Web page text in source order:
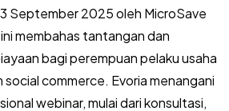
September 2025 oleh MicroSave
membahas tantangan dan
bagi perempuan pelaku usaha
commerce. Evoria menangani
webinar, mulai dari konsultasi,